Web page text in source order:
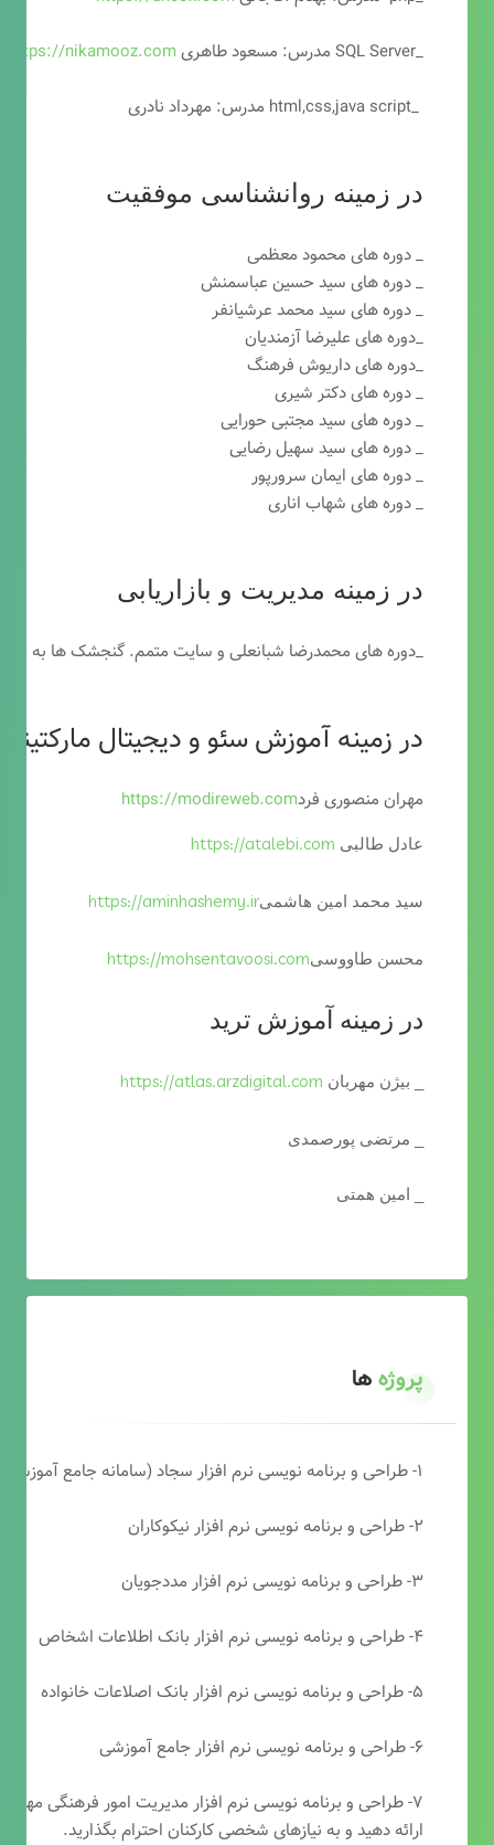
_SQL Server مدرس: مسعود طاهری
https://nikamooz.com
_html,css,java script مدرس: مهرداد نادری
در زمینه روانشناسی موفقیت
_ دوره های محمود معظمی
_ دوره های سید حسین عباسمنش
_ دوره های سید محمد عرشیانفر
_دوره های علیرضا آزمندیان
_دوره های داریوش فرهنگ
_ دوره های دکتر شیری
_ دوره های سید مجتبی حورایی
_ دوره های سید سهیل رضایی
_ دوره های ایمان سرورپور
_ دوره های شهاب اناری
در زمینه مدیریت و بازاریابی
_دوره های محمدرضا شبانعلی و سایت متمم. گنجشک ها به
در زمینه آموزش سئو و دیجیتال
مهران منصوری فردhttps://modireweb.com
عادل طالبی https://atalebi.com
سید محمد امین هاشمیhttps://aminhashemy.ir
محسن طاووسیhttps://mohsentavoosi.com
در زمینه آموزش ترید
_ بیژن مهربان https://atlas.arzdigital.com
_ مرتضی پورصمدی
_ امین همتی
پروژهها
۱- طراحی و برنامه نویسی نرم افزار سجاد (سامانه جامع آموزشی دارالقرآن)
۲- طراحی و برنامه نویسی نرم افزار نیکوکاران
۳- طراحی و برنامه نویسی نرم افزار مددجویان
۴- طراحی و برنامه نویسی نرم افزار بانک اطلاعات اشخاص
۵- طراحی و برنامه نویسی نرم افزار بانک اصلاعات خانواده
۶- طراحی و برنامه نویسی نرم افزار جامع آموزشی
۷- طراحی و برنامه نویسی نرم افزار مدیریت امور فرهنگی
ارائه دهید و به نیازهای شخصی کارکنان احترام بگذارید.